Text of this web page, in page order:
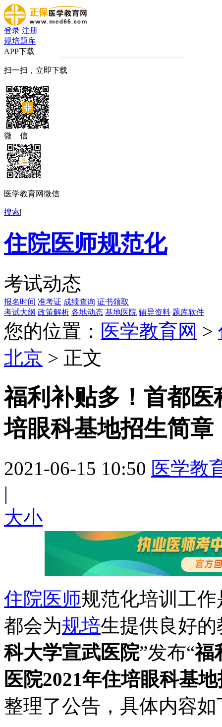
登录 注册
规培题库
APP下载
扫一扫，立即下载
微 信
医学教育网微信
搜索|
住院医师规范化
考试动态
报名时间 准考证 成绩查询 证书领取
考试大纲 政策解析 各地动态 基地医院 辅导资料 题库软件
您的位置： 医学教育网 >
北京 > 正文
福利补贴多！首都医
培眼科基地招生简章
2021-06-15 10:50 医学教
|
大小
住院医师规范化培训工
都会为规培生提供良好
科大学宣武医院”发布“福
医院2021年住培眼科基
整理了公告，具体内容如